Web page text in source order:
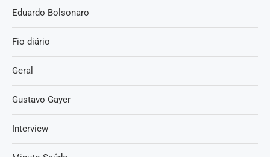
Eduardo Bolsonaro
Fio diário
Geral
Gustavo Gayer
Interview